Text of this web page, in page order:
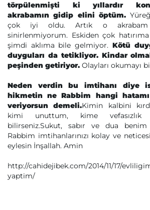
törpülenmişti ki yıllardır
akrabamın gidip elini öptüm.
çok iyi oldu. Artık o akrabam
sinirlenmiyorum. Eskiden çok
şimdi aklıma bile gelmiyor. Kötü
duyguları da tetikliyor. Kindar
peşinden getiriyor. Olayları okumayı
Neden verdin bu imtihanı diye
hikmetin ne Rabbim hangi
veriyorsun demeli.Kimin kalbini
kimi unuttum, kime vefasızlık
bilirseniz.Sukut, sabır ve dua
Rabbim imtihanlarınızı kolay ve
eylesin İnşallah. Amin
http://cahidejibek.com/2014/11/17/
yaptim/